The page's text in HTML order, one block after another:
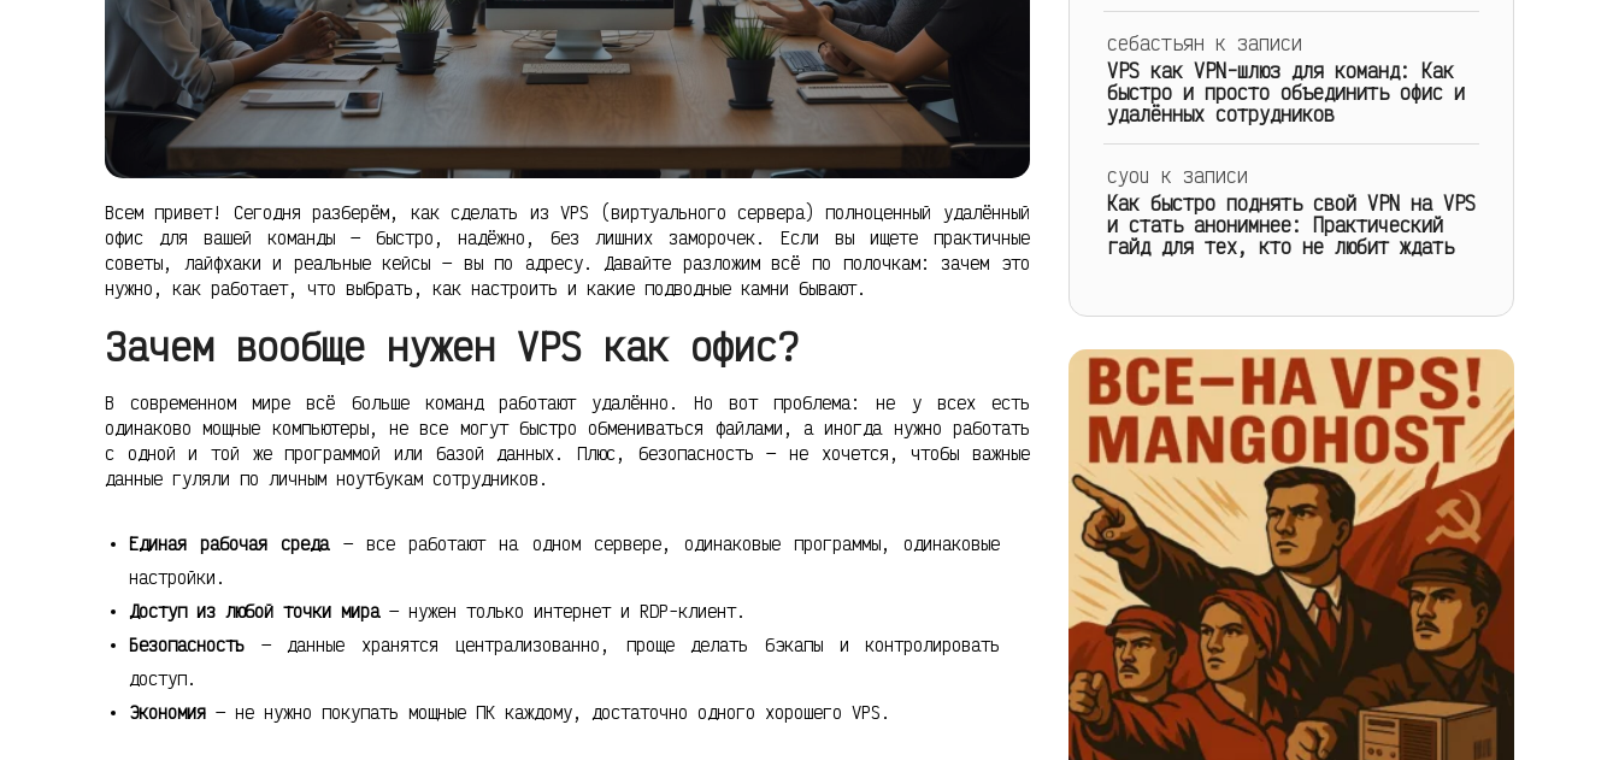
Всем привет! Сегодня разберём, как сделать из VPS (виртуального сервера) полноценный удалённый
офис для вашей команды — быстро, надёжно, без лишних заморочек. Если вы ищете практичные
советы, лайфхаки и реальные кейсы — вы по адресу. Давайте разложим всё по полочкам: зачем это
нужно, как работает, что выбрать, как настроить и какие подводные камни бывают.
Зачем вообще нужен VPS как офис?
В современном мире всё больше команд работают удалённо. Но вот проблема: не у всех есть
одинаково мощные компьютеры, не все могут быстро обмениваться файлами, а иногда нужно работать
с одной и той же программой или базой данных. Плюс, безопасность — не хочется, чтобы важные
данные гуляли по личным ноутбукам сотрудников.
Единая рабочая среда— все работают на одном сервере, одинаковые программы, одинаковые
настройки.
Доступ из любой точки мира— нужен только интернет и RDP-клиент.
Безопасность — данные хранятся централизованно, проще делать бэкапы и контролировать
доступ.
Экономия — не нужно покупать мощные ПК каждому, достаточно одного хорошего VPS.
себастьян к записи
VPS как VPN-шлюз для команд: Как
быстро и просто объединить офис и
удалённых сотрудников
cyou к записи
Как быстро поднять свой VPN на VPS
и стать анонимнее: Практический
гайд для тех, кто не любит ждать